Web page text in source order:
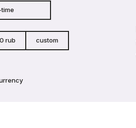
rub custom